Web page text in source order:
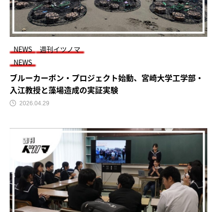
NEWS
週刊イツノマ
NEWS
ブルーカーボン・プロジェクト始動、宮崎大学工学部・
入江教授と藻場造成の実証実験
2026.04.29